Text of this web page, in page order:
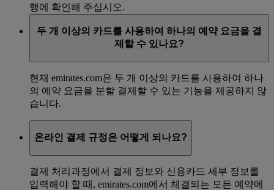
행에 확인해 주십시오.
두 개 이상의 카드를 사용하여 하나의 예약 요금을 결
제할 수 있나요?
현재 emirates.com은 두 개 이상의 카드를 사용하여 하나
의 예약 요금을 분할 결제할 수 있는 기능을 제공하지 않
습니다.
온라인 결제 규정은 어떻게 되나요?
결제 처리과정에서 결제 정보와 신용카드 세부 정보를
입력해야 할 때, emirates.com에서 체결되는 모든 예약에